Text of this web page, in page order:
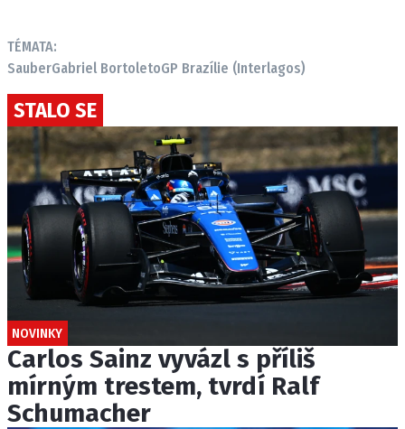
TÉMATA:
SauberGabriel BortoletoGP Brazílie (Interlagos)
STALO SE
NOVINKY
Carlos Sainz vyvázl s příliš
mírným trestem, tvrdí Ralf
Schumacher